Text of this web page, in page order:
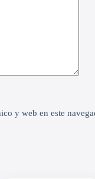
y web en este